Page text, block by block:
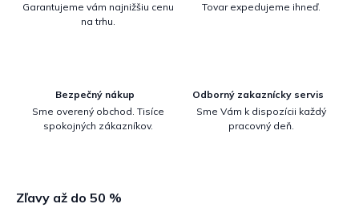
Garantujeme vám najnižšiu cenu
na trhu.
Tovar expedujeme ihneď.
Bezpečný nákup
Sme overený obchod. Tisíce
spokojných zákazníkov.
Odborný zakaznícky servis
Sme Vám k dispozícii každý
pracovný deň.
Zľavy až do 50 %